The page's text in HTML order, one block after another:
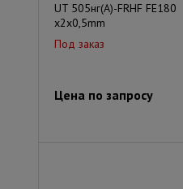
UT 505нг(А)-FRHF FE180
x2x0,5mm
Под заказ
Цена по запросу